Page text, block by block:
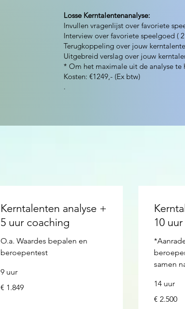
Losse Kerntalentenanalyse:
Invullen vragenlijst over favoriete
Interview over favoriete speelgoed (
Terugkoppeling over jouw
Uitgebreid verslag over jouw
* Om het maximale uit de analyse te
Kosten: €1249,- (Ex btw)
.
Kerntalenten analyse +
5 uur coaching
O.a. Waardes bepalen en
beroepentest
9 uur
euro
€ 1.849
10
samen
14 uur
euro
€ 2.500